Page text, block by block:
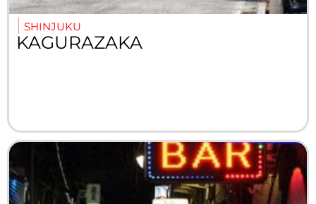
SHINJUKU
KAGURAZAKA